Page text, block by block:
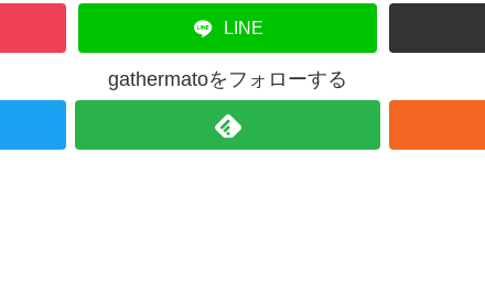
LINE
gathermatoをフォローする